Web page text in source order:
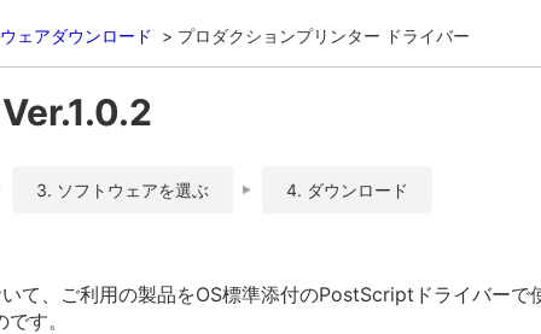
ェアダウンロード プロダクションプリンター ドライバー
3. ソフトウェアを選ぶ 4. ダウンロード
て、ご利用の製品をOS標準添付のPostScriptドライバーで
す。